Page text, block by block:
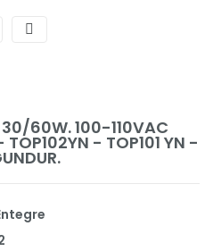
60W. 100-110VAC
- TOP101 YN -